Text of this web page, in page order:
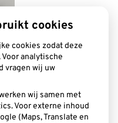
cookies
cookies zodat deze
analytische
vragen wij uw
wij samen met
Voor externe inhoud
(Maps, Translate en